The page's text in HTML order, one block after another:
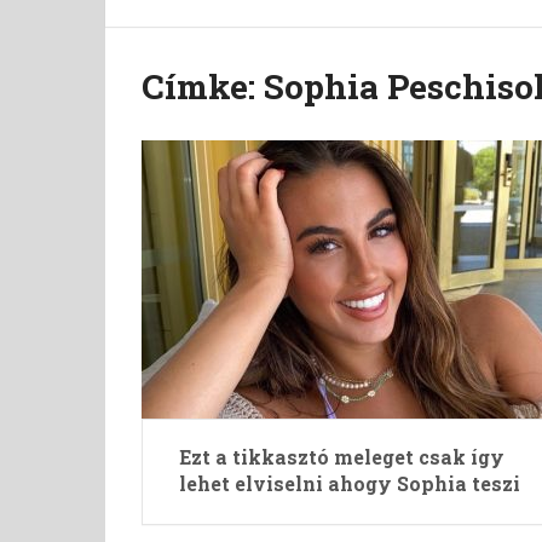
Címke: Sophia
Ezt a tikkasztó meleget csak így
lehet elviselni ahogy Sophia teszi